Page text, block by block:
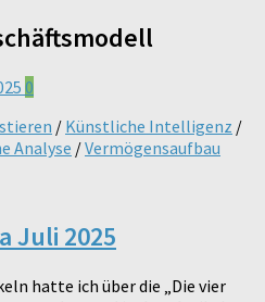
0
/ Künstliche Intelligenz /
Analyse /Vermögensaufbau
Juli 2025
hatte ich über die „Die vier